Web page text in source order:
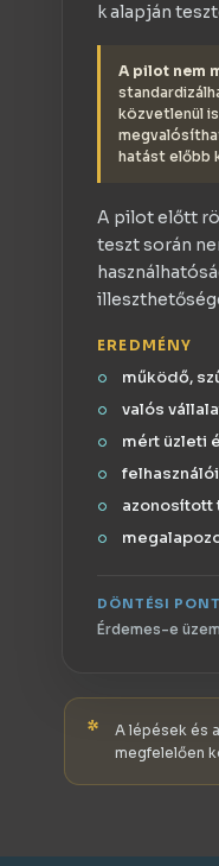
k alapján
A pilot nem
közvetlenül
hatást előbb
A pilot előtt
teszt során
EREDMÉNY
működő,
valós
mért üzleti
azonosított
DÖNTÉSI PONT
Érdemes-e
*
A lépések és
megfelelően